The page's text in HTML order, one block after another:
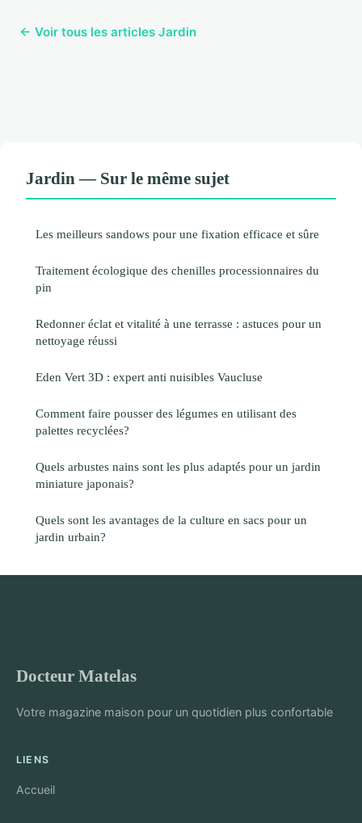
← Voir tous les articles Jardin
Jardin — Sur le même sujet
Les meilleurs sandows pour une fixation efficace et sûre
Traitement écologique des chenilles processionnaires du
pin
Redonner éclat et vitalité à une terrasse : astuces pour un
nettoyage réussi
Eden Vert 3D : expert anti nuisibles Vaucluse
Comment faire pousser des légumes en utilisant des
palettes recyclées?
Quels arbustes nains sont les plus adaptés pour un jardin
miniature japonais?
Quels sont les avantages de la culture en sacs pour un
jardin urbain?
Docteur Matelas
Votre magazine maison pour un quotidien plus confortable
LIENS
Accueil